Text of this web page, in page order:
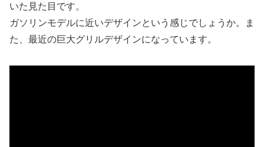
いた見た目です。
ガソリンモデルに近いデザインという感じでしょうか。ま
た、最近の巨大グリルデザインになっています。